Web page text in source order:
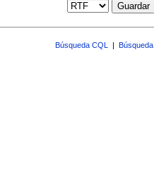
Guardar
Búsqueda CQL